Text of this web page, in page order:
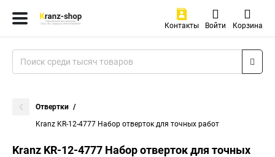
Контакты Войти Корзина
Отвертки
Kranz KR-12-4777 Набор отверток для точных работ
Kranz KR-12-4777 Набор отверток для точных